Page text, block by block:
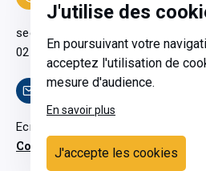
J'utilise des
En poursuivant votre
acceptez l'utilisation de
mesure d'audience.
En savoir plus
J'accepte les cookies
secretariatgeneral@pfwb.be
02 506 38 11
Contact
Ecrivez-nous
Contactez-nous